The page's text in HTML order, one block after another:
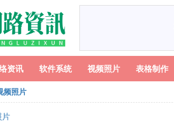
资讯 软件系统 视频照片 表格制作
频照片
片